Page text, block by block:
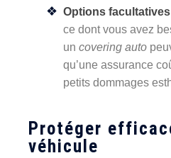
Options
ce dont vous avez
un covering auto
qu’une assurance
petits dommages
Protéger
véhicule